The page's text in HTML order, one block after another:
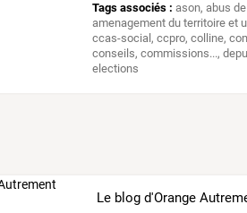
Tags associés : ason,abus
amenagement du territoire et
ccas-social,ccpro,colline,
conseils, commissions...,
elections
Le blog d'Orange